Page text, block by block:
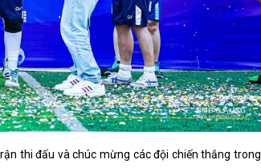
thi đấu và chúc mừng các đội chiến thắng trong